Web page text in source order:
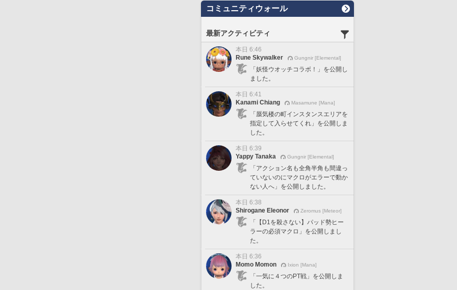
コミュニティウォール
最新アクティビティ
本日 6:46
Rune Skywalker
Gungnir [Elemental]
「妖怪ウオッチコラボ！」を公開し
ました。
本日 6:41
Kanami Chiang
Masamune [Mana]
「蜃気楼の町インスタンスエリアを
指定して入らせてくれ」を公開しま
した。
本日 6:39
Yappy Tanaka
Gungnir [Elemental]
「アクション名も全角半角も間違っ
ていないのにマクロがエラーで動か
ない人へ」を公開しました。
本日 6:38
Shirogane Eleonor
Zeromus [Meteor]
「【D1を殺さない】パッド勢ヒー
ラーの必須マクロ」を公開しまし
た。
本日 6:36
Momo Momon
Ixion [Mana]
「一気に４つのPT戦」を公開しま
した。